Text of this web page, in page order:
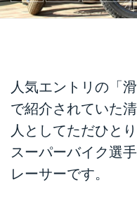
人気エントリの「
で紹介されていた
人としてただひと
スーパーバイク選
レーサーです。